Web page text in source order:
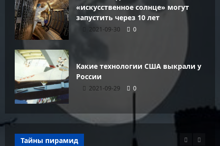
«искусственное солнце» могут
запустить через 10 лет
2021-09-30 0
Какие технологии США выкрали у
России
2021-09-29 0
Тайны пирамид